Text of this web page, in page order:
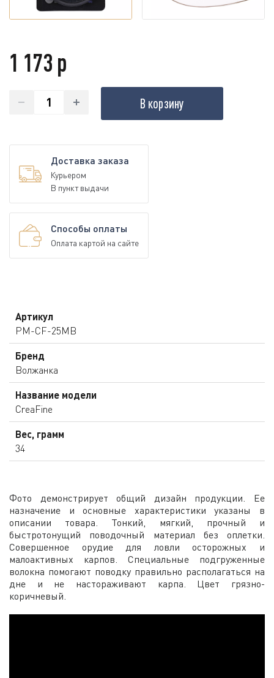
1 173 р
В корзину
Доставка заказа
Курьером
В пункт выдачи
Способы оплаты
Оплата картой на сайте
Артикул
PM-CF-25MB
Бренд
Волжанка
Название модели
CreaFine
Вес, грамм
34
Фото демонстрирует общий дизайн продукции. Ее
назначение и основные характеристики указаны в
описании товара. Тонкий, мягкий, прочный и
быстротонущий поводочный материал без оплетки.
Совершенное орудие для ловли осторожных и
малоактивных карпов. Специальные подгруженные
волокна помогают поводку правильно располагаться на
дне и не настораживают карпа. Цвет грязно-
коричневый.